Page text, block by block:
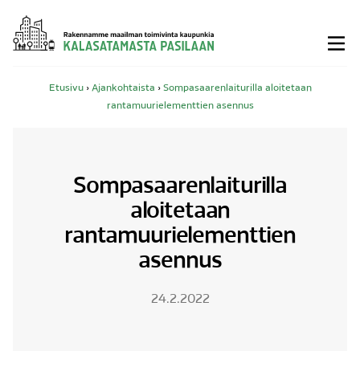
Siirry
sisältöön
Etusivu› Ajankohtaista › Sompasaarenlaiturilla aloitetaan
rantamuurielementtien asennus
Sompasaarenlaiturilla
aloitetaan
rantamuurielementtien
asennus
24.2.2022